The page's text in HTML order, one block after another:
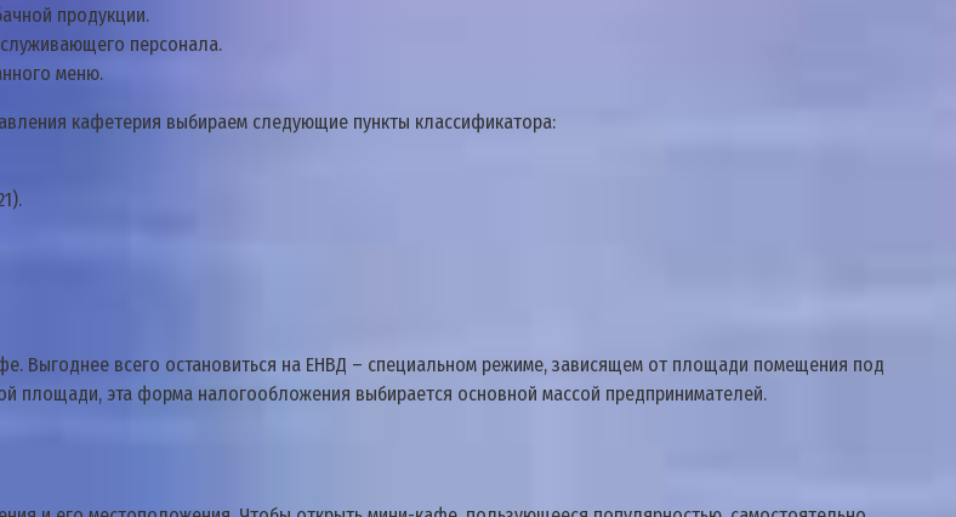
продукции.
персонала.
меню.
кафетерия выбираем следующие пункты классификатора:
Выгоднее всего остановиться на ЕНВД – специальном режиме, зависящем от площади помещения под
площади, эта форма налогообложения выбирается основной массой предпринимателей.